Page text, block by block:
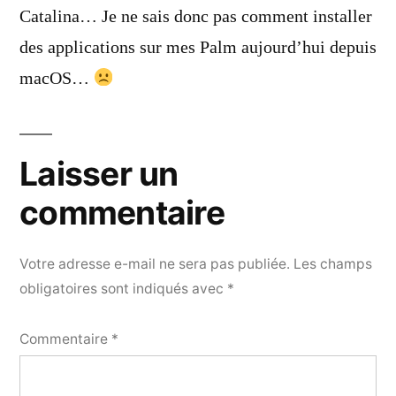
Catalina… Je ne sais donc pas comment installer
des applications sur mes Palm aujourd’hui depuis
macOS…
Laisser un
commentaire
Votre adresse e-mail ne sera pas publiée. Les champs
obligatoires sont indiqués avec *
Commentaire *